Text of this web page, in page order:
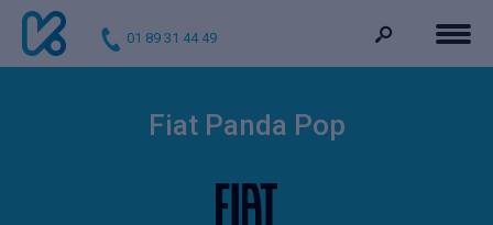
01 89 31 44 49
Fiat Panda Pop